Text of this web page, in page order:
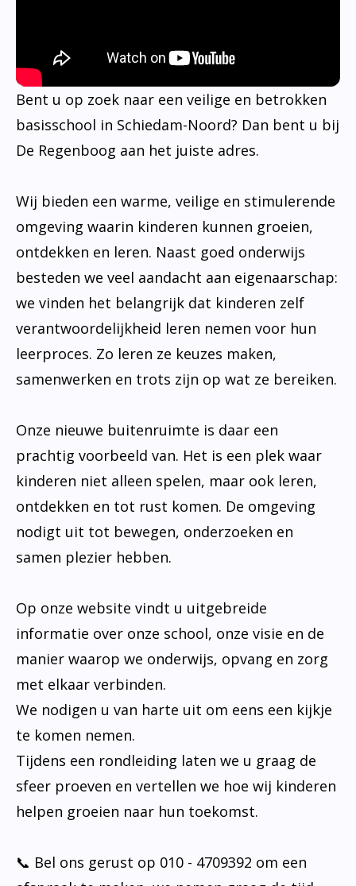
Bent u op zoek naar een veilige en betrokken
basisschool in Schiedam-Noord? Dan bent u bij
De Regenboog aan het juiste adres.
Wij bieden een warme, veilige en stimulerende
omgeving waarin kinderen kunnen groeien,
ontdekken en leren. Naast goed onderwijs
besteden we veel aandacht aan eigenaarschap:
we vinden het belangrijk dat kinderen zelf
verantwoordelijkheid leren nemen voor hun
leerproces. Zo leren ze keuzes maken,
samenwerken en trots zijn op wat ze bereiken.
Onze nieuwe buitenruimte is daar een
prachtig voorbeeld van. Het is een plek waar
kinderen niet alleen spelen, maar ook leren,
ontdekken en tot rust komen. De omgeving
nodigt uit tot bewegen, onderzoeken en
samen plezier hebben.
Op onze website vindt u uitgebreide
informatie over onze school, onze visie en de
manier waarop we onderwijs, opvang en zorg
met elkaar verbinden.
We nodigen u van harte uit om eens een kijkje
te komen nemen.
Tijdens een rondleiding laten we u graag de
sfeer proeven en vertellen we hoe wij kinderen
helpen groeien naar hun toekomst.
📞 Bel ons gerust op 010 - 4709392 om een